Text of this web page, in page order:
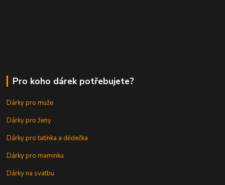
Pro koho dárek potřebujete?
Dárky pro muže
Dárky pro ženy
Dárky pro tatínka a dědečka
Dárky pro maminku
Dárky na svatbu